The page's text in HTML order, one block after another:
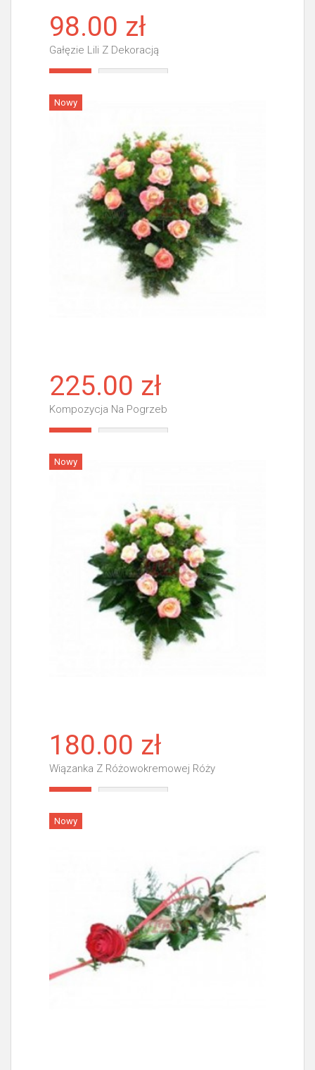
98.00 zł
Gałęzie Lili Z Dekoracją
Nowy
225.00 zł
Kompozycja Na Pogrzeb
Nowy
180.00 zł
Wiązanka Z Różowokremowej Róży
Nowy